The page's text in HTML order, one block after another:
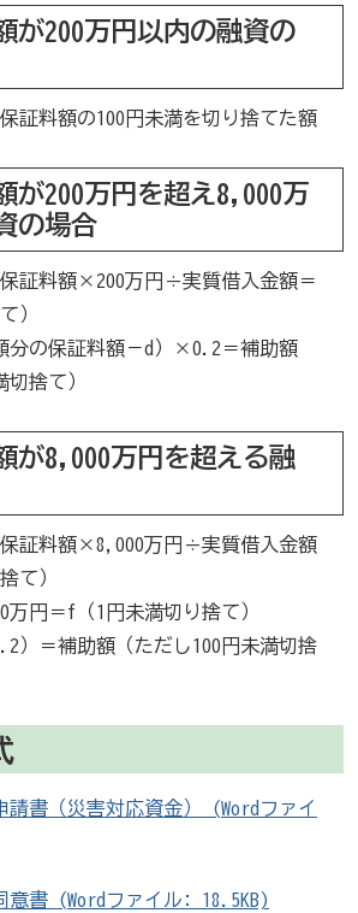
が200万円以内の融資の
証料額の100円未満を切り捨てた額
が200万円を超え8,000万
の場合
証料額×200万円÷実質借入金額＝
）
分の保証料額－d）×0.2＝補助額
切捨て）
が8,000万円を超える融
証料額×8,000万円÷実質借入金額
て）
円＝f（1円未満切り捨て）
）＝補助額（ただし100円未満切捨
請書（災害対応資金） (Wordファイ
意書 (Wordファイル: 18.5KB)